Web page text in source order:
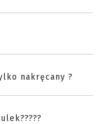
nakręcany ?